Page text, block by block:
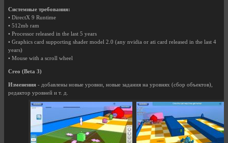
Системные требования:
• DirectX 9 Runtime
• 512mb ram
• Processor released in the last 5 years
• Graphics card supporting shader model 2.0 (any nvidia or ati card released in the last 4
years)
• Mouse with a scroll wheel
Creo (Beta 3)
Изменения - добавлены новые уровни, новые задания на уровнях (сбор объектов),
редактор уровней и т. д.